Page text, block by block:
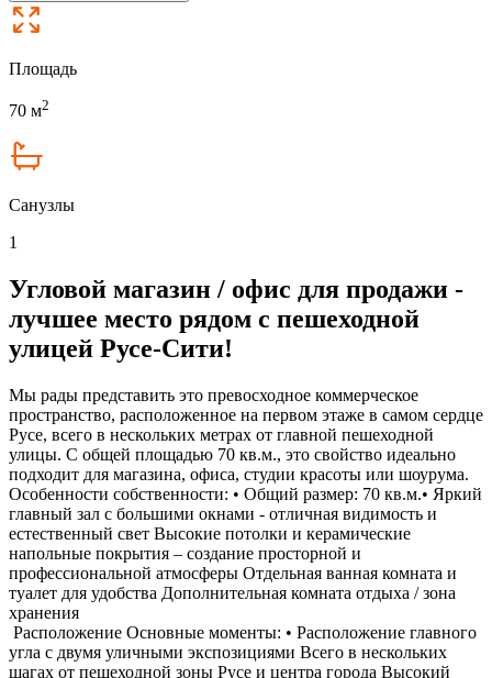
Площадь
70 м2
Санузлы
1
Угловой магазин / офис для продажи -
лучшее место рядом с пешеходной
улицей Русе-Сити!
Мы рады представить это превосходное коммерческое
пространство, расположенное на первом этаже в самом сердце
Русе, всего в нескольких метрах от главной пешеходной
улицы. С общей площадью 70 кв.м., это свойство идеально
подходит для магазина, офиса, студии красоты или шоурума.
Особенности собственности: • Общий размер: 70 кв.м.• Яркий
главный зал с большими окнами - отличная видимость и
естественный свет Высокие потолки и керамические
напольные покрытия – создание просторной и
профессиональной атмосферы Отдельная ванная комната и
туалет для удобства Дополнительная комната отдыха / зона
хранения
️ Расположение Основные моменты: • Расположение главного
угла с двумя уличными экспозициями Всего в нескольких
шагах от пешеходной зоны Русе и центра города Высокий